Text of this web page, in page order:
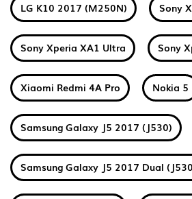
LG K10 2017 (M250N) Sony
Sony Xperia XA1 Ultra Sony
Xiaomi Redmi 4A Pro Nokia 5
Samsung Galaxy J5 2017 (J530)
Samsung Galaxy J5 2017 Dual